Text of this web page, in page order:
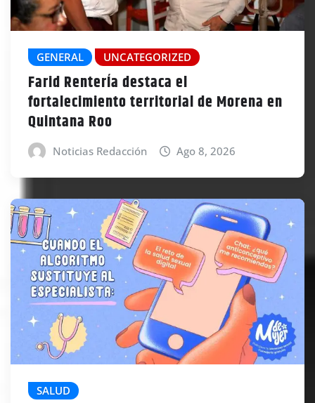
GENERAL UNCATEGORIZED
Farid RenterÍa destaca el
fortalecimiento territorial de Morena en
Quintana Roo
Noticias Redacción Ago 8, 2026
SALUD